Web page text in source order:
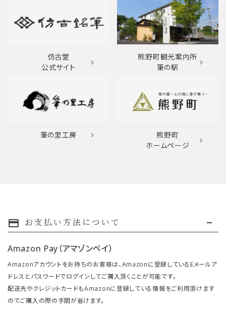
仿古堂
公式サイト
熊野町観光案内所
筆の駅
筆の里工房
熊野町
ホームページ
payment お支払い方法について
Amazon Pay（アマゾンペイ）
Amazonアカウントをお持ちのお客様は、Amazonに登録しているEメールア
ドレスとパスワードでログインしてご購入頂くことが可能です。
配送先やクレジットカードもAmazonに登録している情報をご利用頂けます
のでご購入の際の手間が省けます。